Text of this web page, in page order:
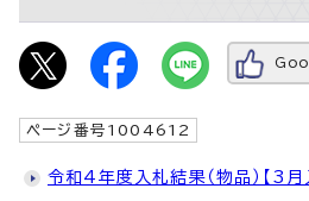
ページ番号1004612
令和4年度入札結果（物品）【3月